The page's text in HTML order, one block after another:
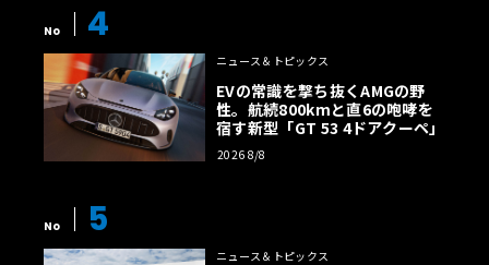
No 4
ニュース＆トピックス
EVの常識を撃ち抜くAMGの野
性。航続800kmと直6の咆哮を
宿す新型「GT 53 4ドアクーペ」
2026 8/8
No 5
ニュース＆トピックス